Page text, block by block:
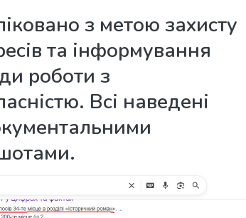
з метою захисту
та інформування
роботи з
Всі наведені